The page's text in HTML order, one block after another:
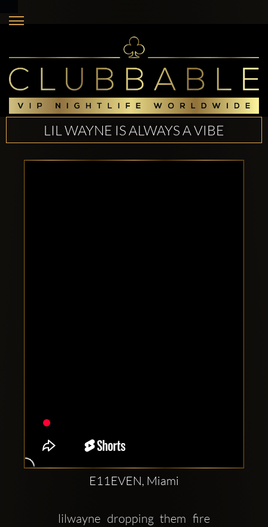
соцсетях:
LIL WAYNE IS ALWAYS A VIBE
E11EVEN, Miami
lilwayne dropping them fire